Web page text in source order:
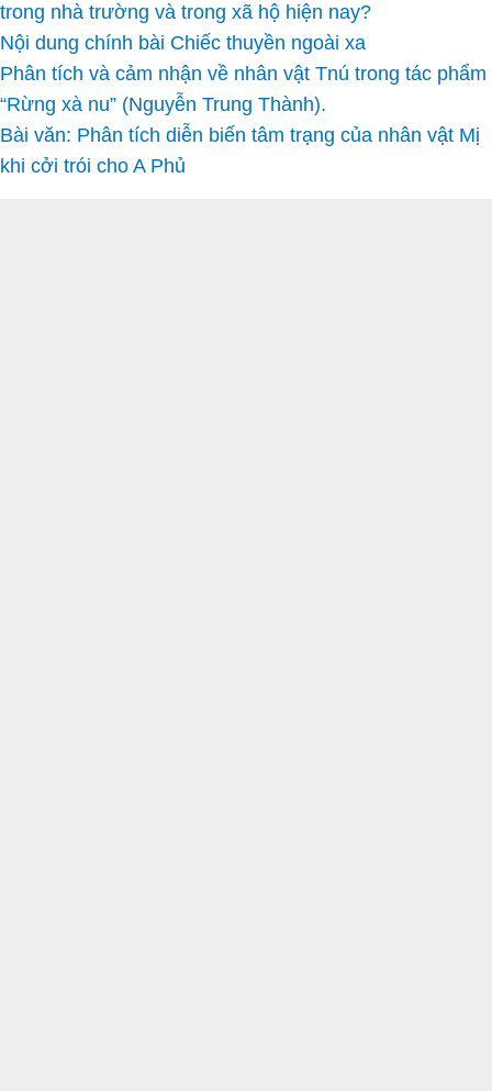
trong nhà trường và trong xã hộ hiện nay?
Nội dung chính bài Chiếc thuyền ngoài xa
Phân tích và cảm nhận về nhân vật Tnú trong tác phẩm
“Rừng xà nu” (Nguyễn Trung Thành).
Bài văn: Phân tích diễn biến tâm trạng của nhân vật Mị
khi cởi trói cho A Phủ